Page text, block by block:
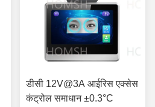
डीसी 12V@3A आईरिस एक्सेस
कंट्रोल समाधान ±0.3°C